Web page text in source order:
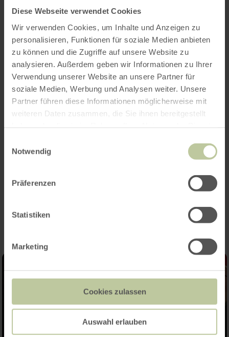
Diese Webseite verwendet Cookies
Wir verwenden Cookies, um Inhalte und Anzeigen zu
personalisieren, Funktionen für soziale Medien anbieten
zu können und die Zugriffe auf unsere Website zu
analysieren. Außerdem geben wir Informationen zu Ihrer
Verwendung unserer Website an unsere Partner für
soziale Medien, Werbung und Analysen weiter. Unsere
Partner führen diese Informationen möglicherweise mit
weiteren Daten zusammen, die Sie ihnen bereitgestellt
Notwendig
Präferenzen
Statistiken
Marketing
Cookies zulassen
Auswahl erlauben
Info/registration required: Brunhilde Rings,
mobile: 0160 4115289, e-mail:
brunhilde.rings@gmx.de, web:www.brunhilde-
rings.de
Price: Adults € 9.00, children € 4.00, fixed
Meeting point:
Birresborn ice caves car park,
Impressions